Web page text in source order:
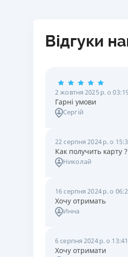
Відгуки
2 жовтня 2025 р. о
Гарні умови
Сергій
22 серпня 2024 р. о
Как получить карту ?
Николай
16 серпня 2024 р. о
Хочу отримать
Инна
6 серпня 2024 р. о 13:41
Хочу отримати